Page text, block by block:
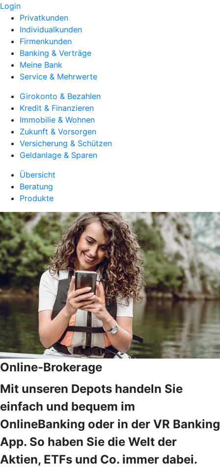
Login
Privatkunden
Individualkunden
Firmenkunden
Banking & Verträge
Meine Bank
Service & Mehrwerte
Girokonto & Bezahlen
Kredit & Finanzieren
Immobilie & Wohnen
Zukunft & Vorsorgen
Versicherung & Schützen
Geldanlage & Sparen
Übersicht
Beratung
Produkte
Online-Brokerage
Mit unseren Depots handeln Sie
einfach und bequem im
OnlineBanking oder in der VR Banking
App. So haben Sie die Welt der
Aktien, ETFs und Co. immer dabei.